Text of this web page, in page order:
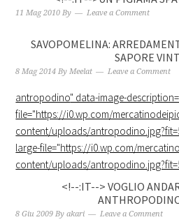
11 Mag 2010 By Leave a Comment
SAVOPOMELINA:
SAPORE
8 Mag 2014 ByMeelat Leave a Comment
antropodino" data-image-
file="https://i0.wp.com/
content/uploads/
large-file="https://i0.wp.com/
content/uploads/
<!--:IT--> VOGLIO
8 Giu 2009 Byakari Leave a Comment